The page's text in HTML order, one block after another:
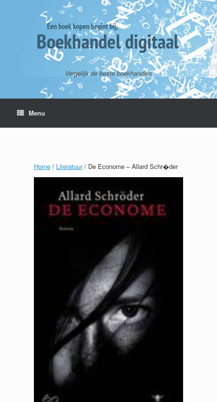
Vergelijk de beste boekhandels
Menu
Home / Literatuur/ De Econome – Allard Schr�der